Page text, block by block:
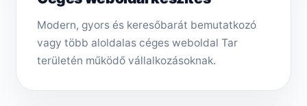
Modern, gyors és keresőbarát bemutatkozó
vagy több aloldalas céges weboldal Tar
területén működő vállalkozásoknak.